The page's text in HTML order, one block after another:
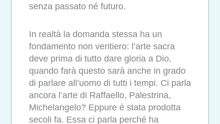
senza passato né futuro.
In realtà la domanda stessa ha un
fondamento non veritiero: l’arte sacra
deve prima di tutto dare gloria a Dio,
quando farà questo sarà anche in grado
di parlare all’uomo di tutti i tempi. Ci parla
ancora l’arte di Raffaello, Palestrina,
Michelangelo? Eppure è stata prodotta
secoli fa. Essa ci parla perché ha